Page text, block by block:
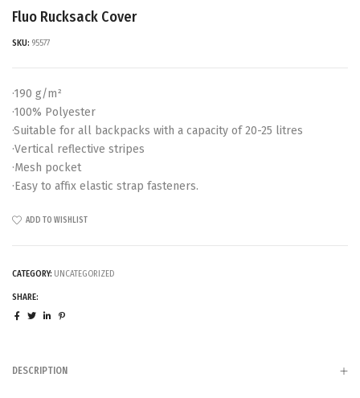
Fluo Rucksack Cover
SKU: 95577
·190 g/m²
·100% Polyester
·Suitable for all backpacks with a capacity of 20-25 litres
·Vertical reflective stripes
·Mesh pocket
·Easy to affix elastic strap fasteners.
ADD TO WISHLIST
CATEGORY: UNCATEGORIZED
SHARE:
DESCRIPTION